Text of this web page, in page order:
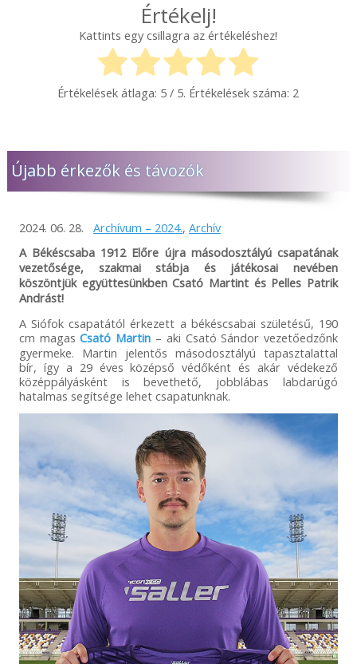
Értékelj!
Kattints egy csillagra az értékeléshez!
Értékelések átlaga: 5 / 5. Értékelések száma: 2
Újabb érkezők és távozók
2024. 06. 28. Archívum – 2024., Archív
A Békéscsaba 1912 Előre újra másodosztályú csapatának
vezetősége, szakmai stábja és játékosai nevében
köszöntjük együttesünkben Csató Martint és Pelles Patrik
Andrást!
A Siófok csapatától érkezett a békéscsabai születésű, 190
cm magasCsató Martin – aki Csató Sándor vezetőedzőnk
gyermeke. Martin jelentős másodosztályú tapasztalattal
bír, így a 29 éves középső védőként és akár védekező
középpályásként is bevethető, jobblábas labdarúgó
hatalmas segítsége lehet csapatunknak.